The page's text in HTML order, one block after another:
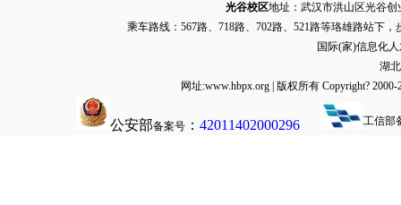
光谷校区地址：武汉市洪山区光谷创
乘车路线：567路、718路、702路、521路等珞雄路站下
国际(家)信息化
湖
网址:www.hbpx.org | 版权所有 Copyright?
公安部备案号 ： 42011402000296 工信部